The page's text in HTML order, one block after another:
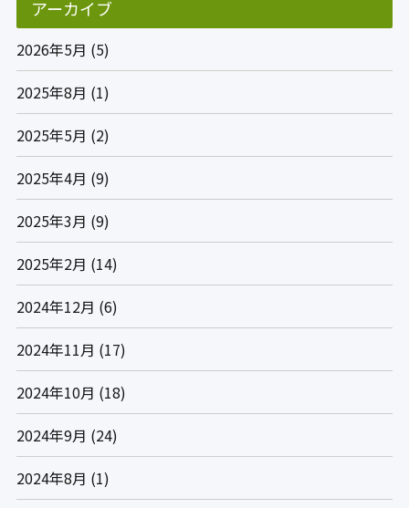
アーカイブ
2026年5月 (5)
2025年8月 (1)
2025年5月 (2)
2025年4月 (9)
2025年3月 (9)
2025年2月 (14)
2024年12月 (6)
2024年11月 (17)
2024年10月 (18)
2024年9月 (24)
2024年8月 (1)